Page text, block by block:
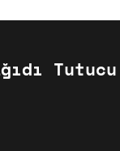
Tutucu